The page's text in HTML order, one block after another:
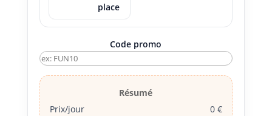
place
Code promo
Résumé
Prix/jour
0 €